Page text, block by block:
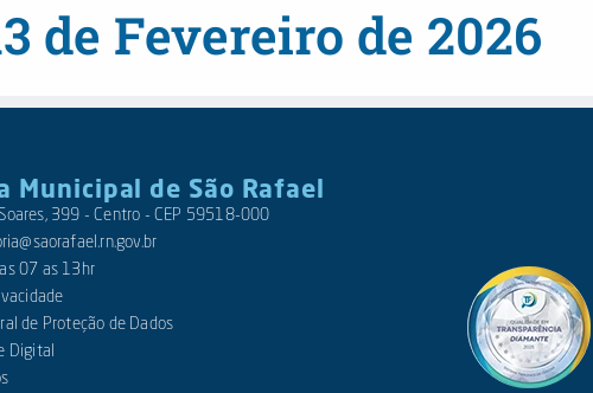
de Fevereiro de 2026
Municipal de São Rafael
399 - Centro - CEP 59518-000
07 as 13hr
de Proteção de Dados
Digital